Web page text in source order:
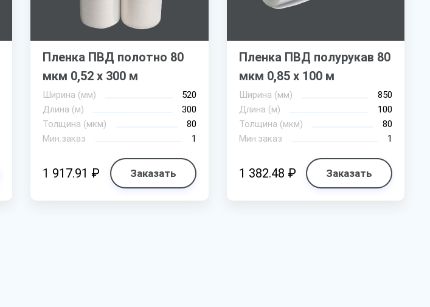
Пленка ПВД полотно 80
мкм 0,52 х 300 м
Ширина (мм)
520
Длина (м)
300
Толщина (мкм)
80
Мин.заказ
1
1 917.91 ₽ Заказать
Пленка ПВД полурукав 80
мкм 0,85 х 100 м
Ширина (мм)
850
Длина (м)
100
Толщина (мкм)
80
Мин.заказ
1
1 382.48 ₽ Заказать